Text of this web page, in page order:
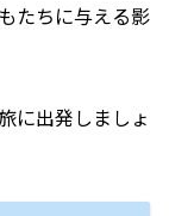
たちに与える影
に出発しましょ